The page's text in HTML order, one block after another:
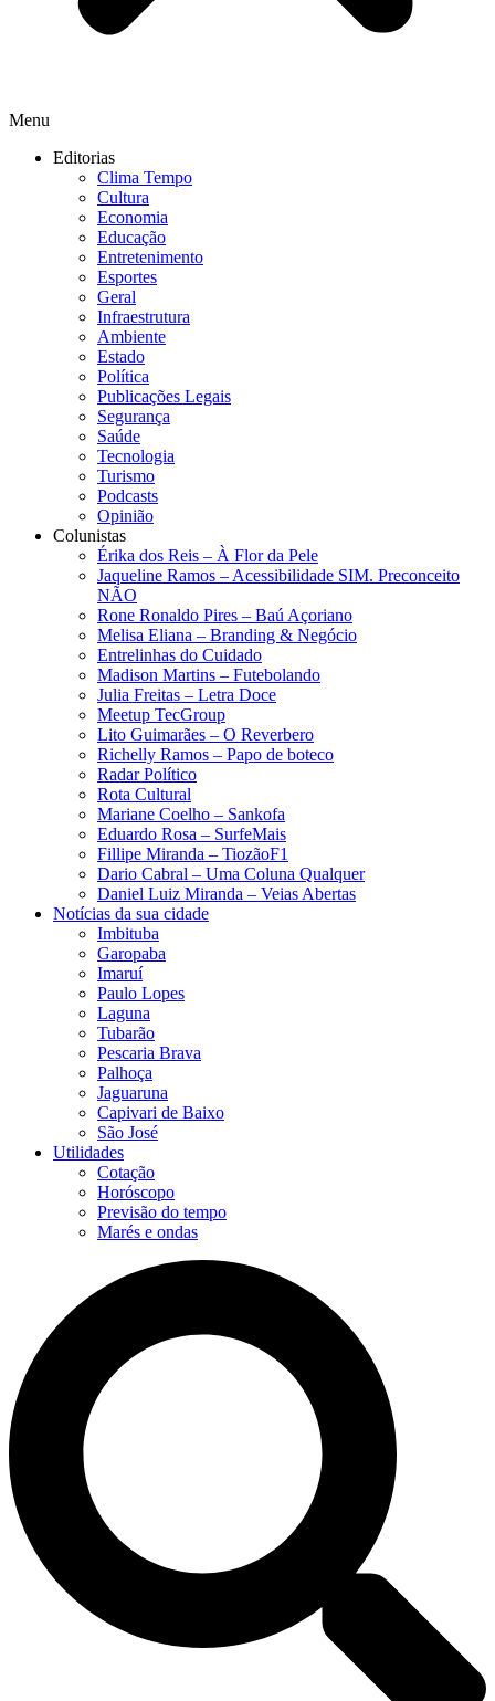
Menu
Editorias
Clima Tempo
Cultura
Economia
Educação
Entretenimento
Esportes
Geral
Infraestrutura
Ambiente
Estado
Política
Publicações Legais
Segurança
Saúde
Tecnologia
Turismo
Podcasts
Opinião
Colunistas
Érika dos Reis​ – À Flor da Pele
Jaqueline Ramos – Acessibilidade SIM. Preconceito
NÃO
Rone Ronaldo Pires – Baú Açoriano
Melisa Eliana – Branding & Negócio
Entrelinhas do Cuidado
Madison Martins – Futebolando
Julia Freitas​ – Letra Doce
Meetup TecGroup
Lito Guimarães – O Reverbero
Richelly Ramos​ – Papo de boteco
Radar Político
Rota Cultural
Mariane Coelho – Sankofa
Eduardo Rosa​ – SurfeMais
Fillipe Miranda – TiozãoF1
Dario Cabral – Uma Coluna Qualquer
Daniel Luiz Miranda – Veias Abertas
Notícias da sua cidade
Imbituba
Garopaba
Imaruí
Paulo Lopes
Laguna
Tubarão
Pescaria Brava
Palhoça
Jaguaruna
Capivari de Baixo
São José
Utilidades
Cotação
Horóscopo
Previsão do tempo
Marés e ondas